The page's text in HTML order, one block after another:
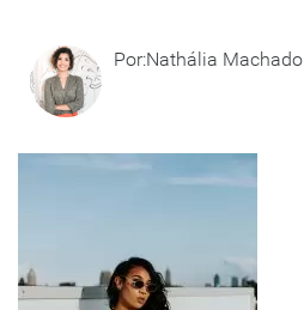
Por:Nathália Machado